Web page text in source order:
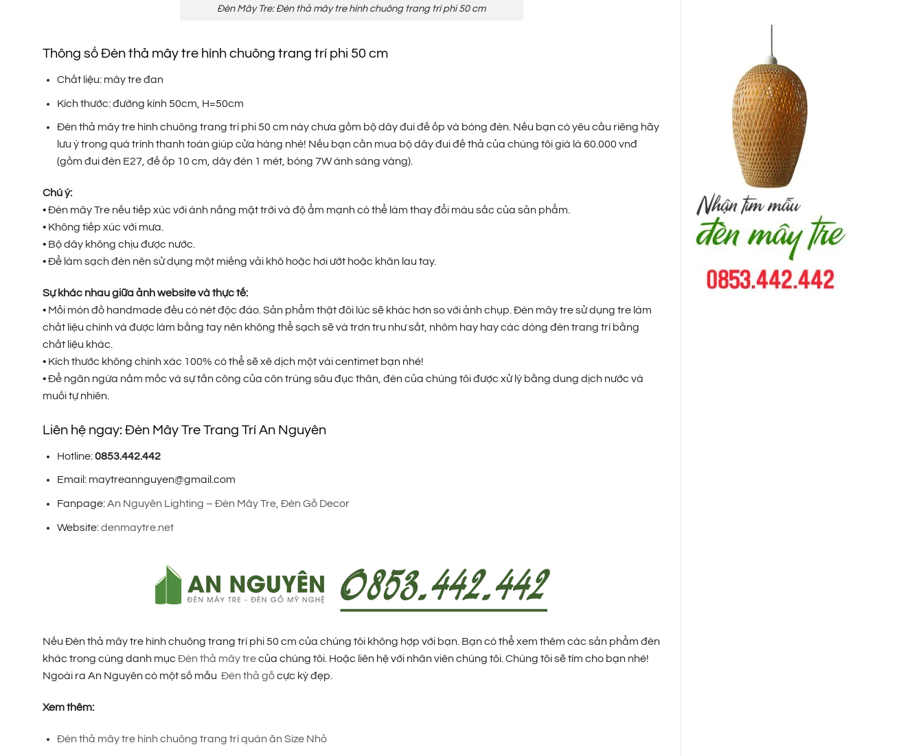
Đèn Mây Tre: Đèn thả mây tre hình chuông trang trí phi 50 cm
Thông số Đèn thả mây tre hình chuông trang trí phi 50 cm
Chất liệu: mây tre đan
Kích thước: đường kính 50cm, H=50cm
Đèn thả mây tre hình chuông trang trí phi 50 cm này chưa gồm bộ dây đui đế ốp và bóng đèn. Nếu bạn có yêu cầu riêng hãy
lưu ý trong quá trình thanh toán giúp cửa hàng nhé! Nếu bạn cần mua bộ dây đui đế thả của chúng tôi giá là 60.000 vnđ
(gồm đui đèn E27, đế ốp 10 cm, dây đèn 1 mét, bóng 7W ánh sáng vàng).
Chú ý:
• Đèn mây Tre nếu tiếp xúc với ánh nắng mặt trời và độ ẩm mạnh có thể làm thay đổi màu sắc của sản phẩm.
• Không tiếp xúc với mưa.
• Bộ dây không chịu được nước.
• Để làm sạch đèn nên sử dụng một miếng vải khô hoặc hơi ướt hoặc khăn lau tay.
Sự khác nhau giữa ảnh website và thực tế:
• Mỗi món đồ handmade đều có nét độc đáo. Sản phẩm thật đôi lúc sẽ khác hơn so với ảnh chụp. Đèn mây tre sử dụng tre làm
chất liệu chính và được làm bằng tay nên không thể sạch sẽ và trơn tru như sắt, nhôm hay hay các dòng đèn trang trí bằng
chất liệu khác.
• Kích thước không chính xác 100% có thể sẽ xê dịch một vài centimet bạn nhé!
• Để ngăn ngừa nấm mốc và sự tấn công của côn trùng sâu đục thân, đèn của chúng tôi được xử lý bằng dung dịch nước và
muối tự nhiên.
Liên hệ ngay: Đèn Mây Tre Trang Trí An Nguyên
Hotline:0853.442.442
Email: maytreannguyen@gmail.com
Fanpage:An Nguyên Lighting – Đèn Mây Tre, Đèn Gỗ Decor
Website:denmaytre.net
Nếu Đèn thả mây tre hình chuông trang trí phi 50 cm của chúng tôi không hợp với bạn. Bạn có thể xem thêm các sản phẩm đèn
khác trong cùng danh mục Đèn thả mây trecủa chúng tôi. Hoặc liên hệ với nhân viên chúng tôi. Chúng tôi sẽ tìm cho bạn nhé!
Ngoài ra An Nguyên có một số mẫu Đèn thả gỗcực kỳ đẹp.
Xem thêm:
Đèn thả mây tre hình chuông trang trí quán ăn Size Nhỏ